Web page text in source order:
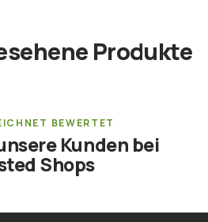
Produkte
BEWERTET
Kunden bei
Shops